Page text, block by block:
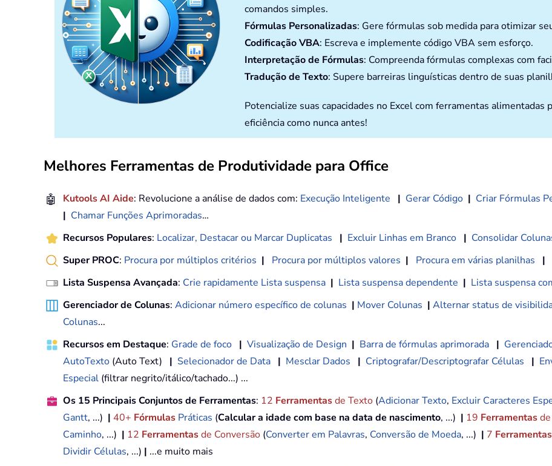
comandos simples.
Fórmulas Personalizadas: Gere fórmulas sob medida para otimizar
Codificação VBA: Escreva e implemente código VBA sem esforço.
Interpretação de Fórmulas: Compreenda fórmulas complexas com
Tradução de Texto: Supere barreiras linguísticas dentro de suas
Potencialize suas capacidades no Excel com ferramentas alimentadas
eficiência como nunca antes!
Melhores Ferramentas de Produtividade para Office
🤖 Kutools AI Aide: Revolucione a análise de dados com: Execução Inteligente | Gerar Código | Criar Fórmulas
| Chamar Funções Aprimoradas…
Recursos Populares: Localizar, Destacar ou Marcar Duplicatas | Excluir Linhas em Branco | Consolidar
Super PROC: Procura por múltiplos critérios | Procura por múltiplos valores | Procura em várias planilhas |
Lista Suspensa Avançada: Crie rapidamente Lista suspensa | Lista suspensa dependente | Lista suspensa
Gerenciador de Colunas: Adicionar número específico de colunas | Mover Colunas | Alternar status de
Colunas...
Recursos em Destaque: Grade de foco | Visualização de Design | Barra de fórmulas aprimorada |
AutoTexto (Auto Text) | Selecionador de Data | Mesclar Dados | Criptografar/Descriptografar Células |
Especial (filtrar negrito/itálico/tachado...) ...
Os 15 Principais Conjuntos de Ferramentas: 12 Ferramentasde Texto (Adicionar Texto, Excluir Caracteres
Gantt, ...) | 40+ Fórmulas Práticas (Calcular a idade com base na data de nascimento, ...) | 19 Ferramentas
Caminho, ...) | 12 Ferramentasde Conversão (Converter em Palavras, Conversão de Moeda, ...) | 7
Dividir Células, ...) | ...e muito mais